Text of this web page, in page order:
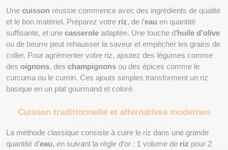
Une cuisson réussie commence avec des ingrédients de qualité
et le bon matériel. Préparez votre riz, de l’eau en quantité
suffisante, et une casserole adaptée. Une touche d’huile d’olive
ou de beurre peut rehausser la saveur et empêcher les grains de
coller. Pour agrémenter votre riz, ajoutez des légumes comme
des oignons, des champignons ou des épices comme le
curcuma ou le cumin. Ces ajouts simples transforment un riz
basique en un plat gourmand et coloré.
Cuisson traditionnelle et alternatives modernes
La méthode classique consiste à cuire le riz dans une grande
quantité d’eau, en suivant la règle d’or : 1 volume de riz pour 2